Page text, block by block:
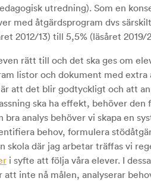
utredning). Som en
med åtgärdsprogram dvs
2012/13) till 5,5% (läsåret 2019/
rätt till och det ska ges om
listor och dokument med extra
att det blir godtyckligt och att
ska ha effekt, behöver den
analys behöver vi skapa en
behov, formulera
skola där jag arbetar träffas vi
i syfte att följa våra elever. I
inte nå målen, analyserar